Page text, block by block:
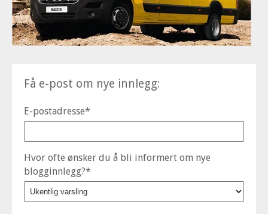
Få e-post om nye innlegg:
E-postadresse*
Hvor ofte ønsker du å bli informert om nye
blogginnlegg?*